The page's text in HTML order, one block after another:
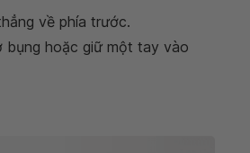
về phía trước.
bụng hoặc giữ một tay vào